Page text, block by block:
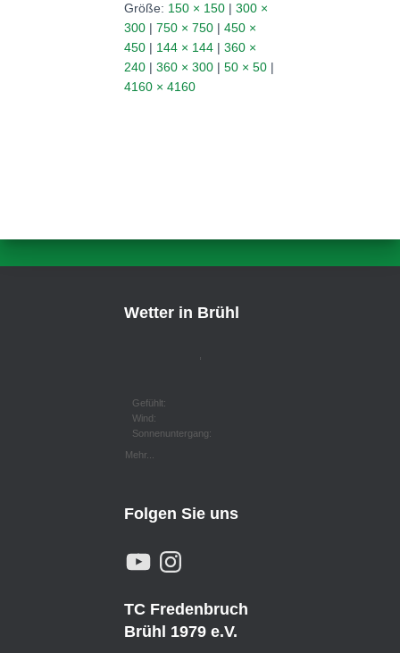
Größe: 150 × 150 | 300 ×
300 | 750 × 750 | 450 ×
450 | 144 × 144 | 360 ×
240 | 360 × 300 | 50 × 50 |
4160 × 4160
Wetter in Brühl
Gefühlt:
Wind:
Sonnenuntergang:
Mehr...
Folgen Sie uns
Y
O
U
B
E
N
A
G
R
A
TC Fredenbruch
Brühl 1979 e.V.